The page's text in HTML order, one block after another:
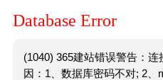
Database Error
(1040) 365建站错误警告：
因：1、数据库密码不对; 2、